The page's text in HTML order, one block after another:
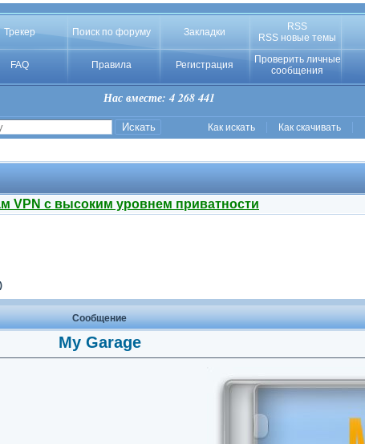
Трекер Поиск по форуму Закладки
RSS
RSS новые темы
FAQ Правила Регистрация
Проверить личные
сообщения
Нас вместе: 4 268 441
Как искать Как скачивать
VPN с высоким уровнем приватности
Сообщение
My Garage